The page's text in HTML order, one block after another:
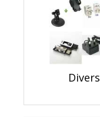
Divers